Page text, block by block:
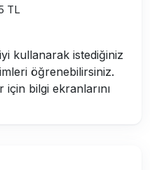
TL
kullanarak istediğiniz
öğrenebilirsiniz.
bilgi ekranlarını